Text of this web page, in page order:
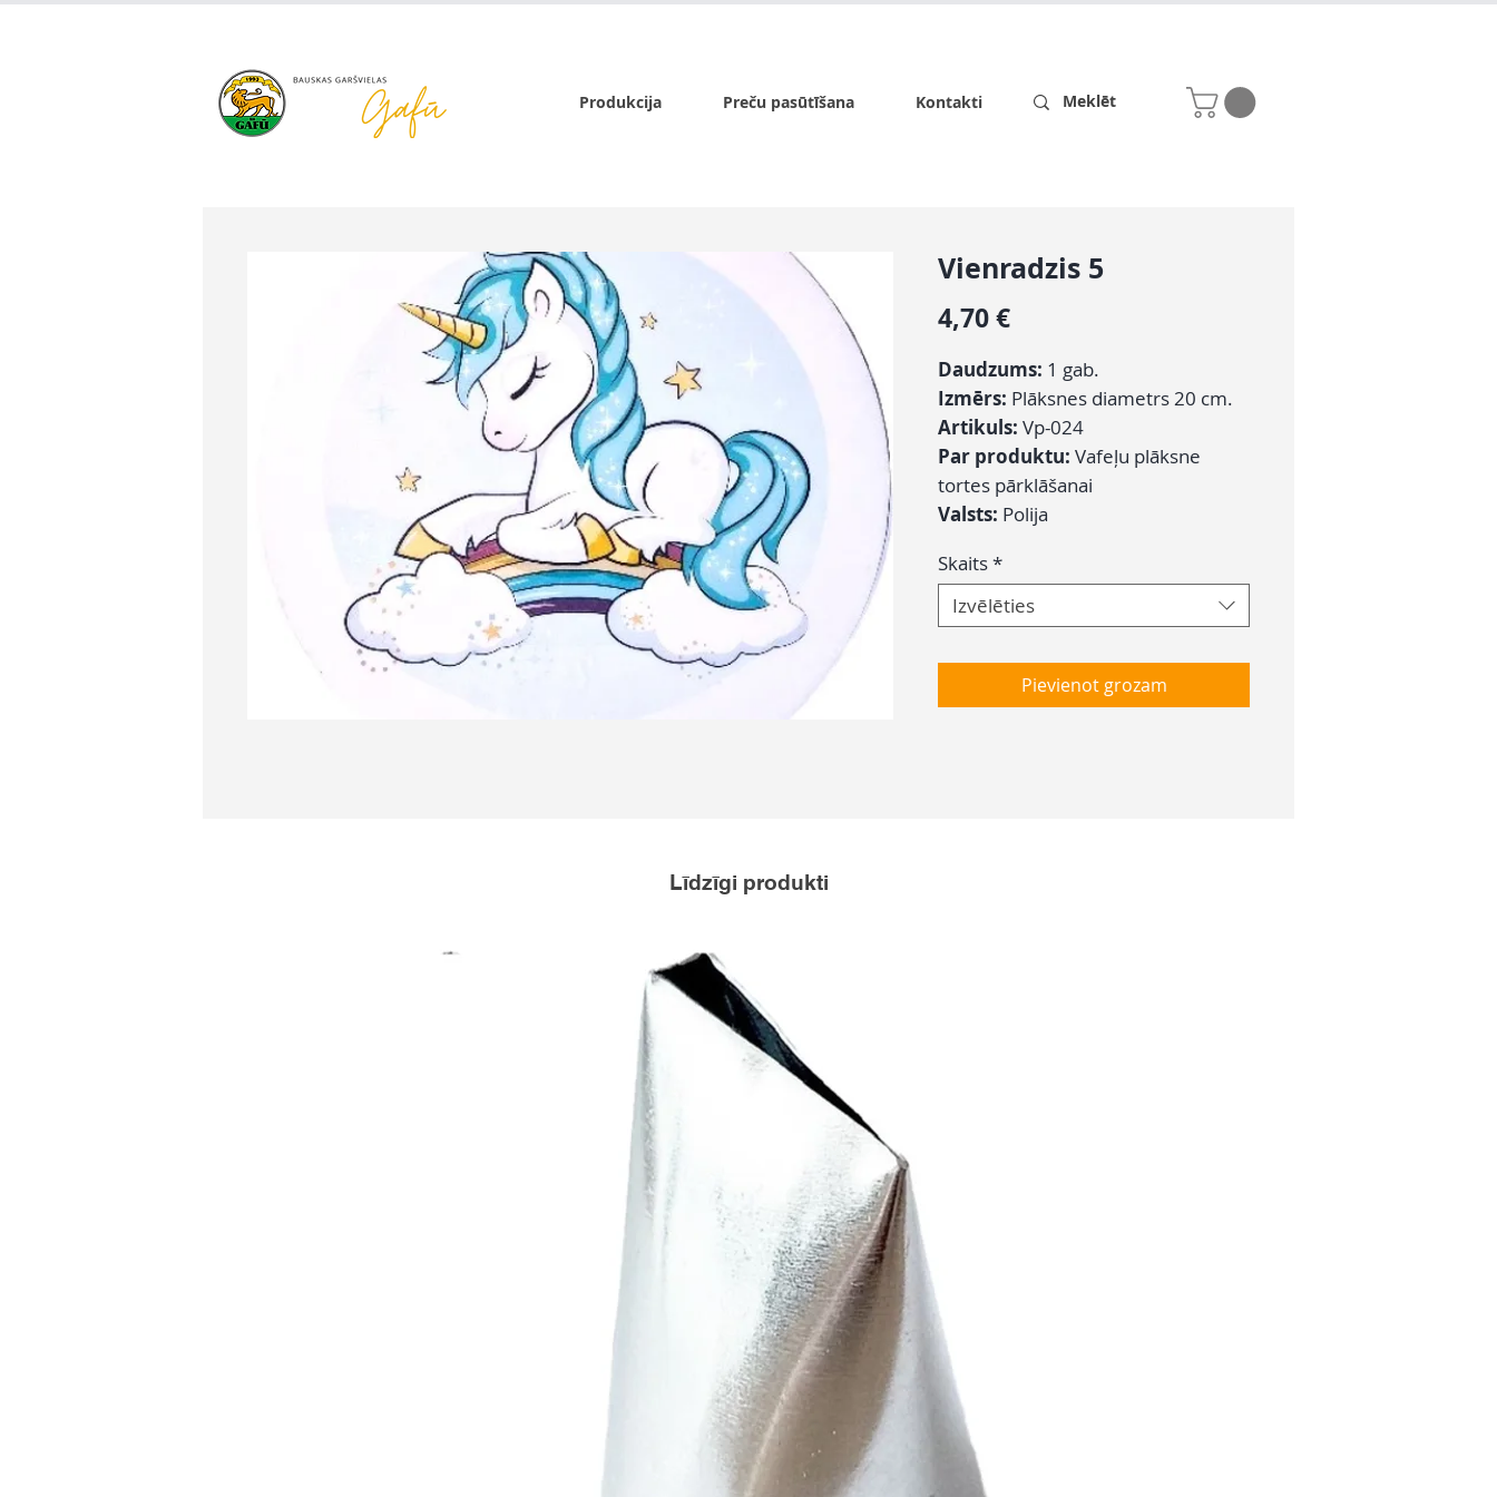
Produkcija Preču pasūtīšana Kontakti
Vienradzis 5
4,70 €Cena
Daudzums: 1 gab.
Izmērs: Plāksnes diametrs 20 cm.
Artikuls: Vp-024
Par produktu: Vafeļu plāksne
tortes pārklāšanai
Valsts: Polija
Skaits*
Izvēlēties
Pievienot grozam
Līdzīgi produkti